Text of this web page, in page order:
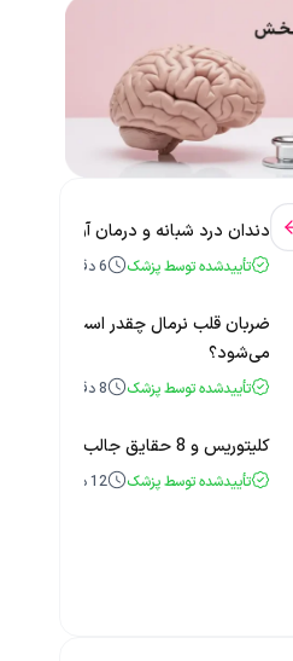
دندان درد شبانه و درمان آن +
تأییدشده توسط پزشک 6دقیقه
ضربان قلب نرمال چقدر است؟ چه
می‌شود؟
تأییدشده توسط پزشک 8دقیقه
کلیتوریس و 8 حقایق جالب و باورنکردنی درباره آن
تأییدشده توسط پزشک 12دقیقه